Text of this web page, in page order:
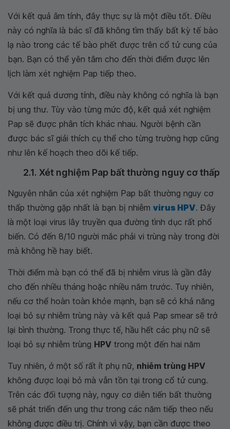
Với kết quả âm tính, đây thực sự là một điều tốt. Điều
này có nghĩa là bác sĩ đã không tìm thấy bất kỳ tế bào
lạ nào trong các tế bào phết được trên cổ tử cung của
bạn. Bạn có thể yên tâm cho đến thời điểm được lên
lịch làm xét nghiệm Pap tiếp theo.
Với kết quả dương tính, điều này không có nghĩa là bạn
bị ung thư. Tùy vào từng mức độ, kết quả xét nghiệm
Pap sẽ được phân tích khác nhau. Người bệnh cần
được bác sĩ giải thích cụ thể cho từng trường hợp cũng
như lên kế hoạch theo dõi kế tiếp.
2.1. Xét nghiệm Pap bất thường nguy cơ thấp
Nguyên nhân của xét nghiệm Pap bất thường nguy cơ
thấp thường gặp nhất là bạn bị nhiễm virus HPV. Đây
là một loại virus lây truyền qua đường tình dục rất phổ
biến. Có đến 8/10 người mắc phải vi trùng này trong đời
mà không hề hay biết.
Thời điểm mà bạn có thể đã bị nhiễm virus là gần đây
cho đến nhiều tháng hoặc nhiều năm trước. Tuy nhiên,
nếu cơ thể hoàn toàn khỏe mạnh, bạn sẽ có khả năng
loại bỏ sự nhiễm trùng này và kết quả Pap smear sẽ trở
lại bình thường. Trong thực tế, hầu hết các phụ nữ sẽ
loại bỏ sự nhiễm trùng HPV trong một đến hai năm
Tuy nhiên, ở một số rất ít phụ nữ, nhiễm trùng HPV
không được loại bỏ mà vẫn tồn tại trong cổ tử cung.
Trên các đối tượng này, nguy cơ diễn tiến bất thường
sẽ phát triển đến ung thư trong các năm tiếp theo nếu
không được điều trị. Chính vì vậy, bạn cần được theo